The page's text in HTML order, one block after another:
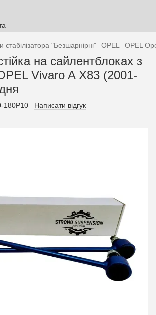
стабілізатора "Безшарнірні" OPEL OPEL
на сайлентблоках з
Vivaro A X83 (2001-
180P10 Написати відгук